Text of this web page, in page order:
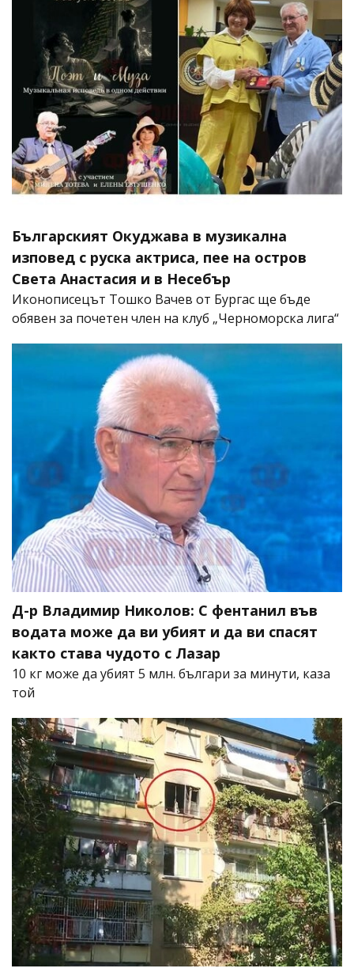
Българският Окуджава в музикална
изповед с руска актриса, пее на остров
Света Анастасия и в Несебър
Иконописецът Тошко Вачев от Бургас ще бъде
обявен за почетен член на клуб „Черноморска лига“
Д-р Владимир Николов: С фентанил във
водата може да ви убият и да ви спасят
както става чудото с Лазар
10 кг може да убият 5 млн. българи за минути, каза
той